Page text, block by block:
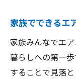
家族でできるエ
家族みんなでエ
暮らしへの第一
することで見落